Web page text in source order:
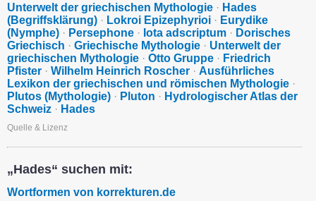
Unterwelt der griechischen Mythologie · Hades
(Begriffsklärung) · Lokroi Epizephyrioi · Eurydike
(Nymphe) · Persephone · Iota adscriptum · Dorisches
Griechisch · Griechische Mythologie · Unterwelt der
griechischen Mythologie · Otto Gruppe · Friedrich
Pfister · Wilhelm Heinrich Roscher · Ausführliches
Lexikon der griechischen und römischen Mythologie ·
Plutos (Mythologie) · Pluton · Hydrologischer Atlas der
Schweiz · Hades
Quelle & Lizenz
„Hades“ suchen mit:
Wortformen von korrekturen.de